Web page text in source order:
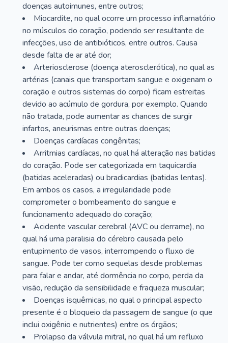
doenças autoimunes, entre outros;
Miocardite, no qual ocorre um processo inflamatório
no músculos do coração, podendo ser resultante de
infecções, uso de antibióticos, entre outros. Causa
desde falta de ar até dor;
Arteriosclerose (doença aterosclerótica), no qual as
artérias (canais que transportam sangue e oxigenam o
coração e outros sistemas do corpo) ficam estreitas
devido ao acúmulo de gordura, por exemplo. Quando
não tratada, pode aumentar as chances de surgir
infartos, aneurismas entre outras doenças;
Doenças cardíacas congênitas;
Arritmias cardíacas, no qual há alteração nas batidas
do coração. Pode ser categorizada em taquicardia
(batidas aceleradas) ou bradicardias (batidas lentas).
Em ambos os casos, a irregularidade pode
comprometer o bombeamento do sangue e
funcionamento adequado do coração;
Acidente vascular cerebral (AVC ou derrame), no
qual há uma paralisia do cérebro causada pelo
entupimento de vasos, interrompendo o fluxo de
sangue. Pode ter como sequelas desde problemas
para falar e andar, até dormência no corpo, perda da
visão, redução da sensibilidade e fraqueza muscular;
Doenças isquêmicas, no qual o principal aspecto
presente é o bloqueio da passagem de sangue (o que
inclui oxigênio e nutrientes) entre os órgãos;
Prolapso da válvula mitral, no qual há um refluxo